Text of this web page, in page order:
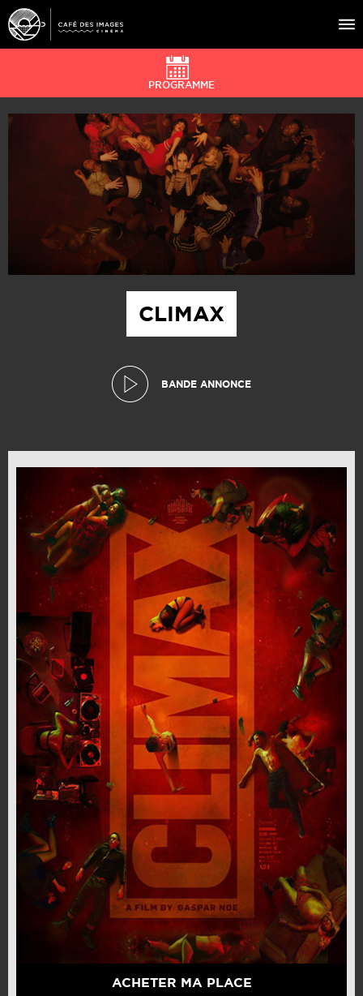
À L’AFFICHE
ÉVÉNEMENTS
CAFÉ DU CINÉ
PRATIQUE
ÉDUCATION AUX IMAGES
CLIMAX
BANDE ANNONCE
ACHETER MA PLACE
PROGRAMME